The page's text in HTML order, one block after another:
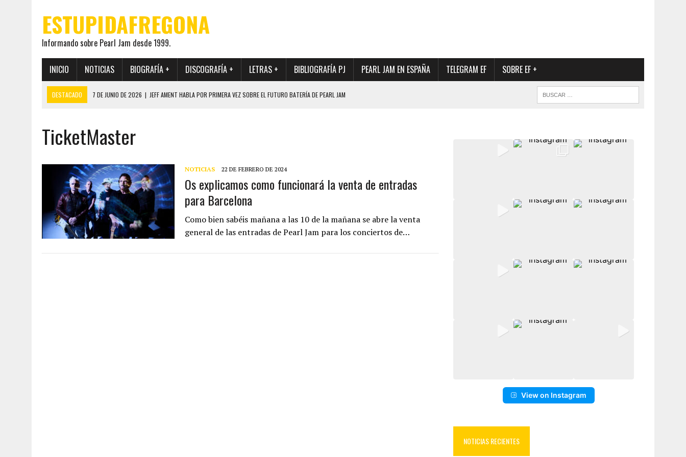
ESTUPIDAFREGONA
Informando sobre Pearl Jam desde 1999.
INICIO NOTICIAS BIOGRAFÍA + DISCOGRAFÍA + LETRAS + BIBLIOGRAFÍA PJ PEARL JAM EN ESPAÑA TELEGRAM EF SOBRE EF +
DESTACADO 7 DE JUNIO DE 2026 | JEFF AMENT HABLA POR PRIMERA VEZ SOBRE EL FUTURO BATERÍA DE PEARL JAM
19 DE MAYO DE 2026
EL ENCUENTRO ENTRE NEIL YOUNG Y PEARL JAM QUE MARCÓ LOS 90, DE NUEVO EN VINILO.
12 DE MAYO DE 2026 | PEARL JAM REAPARECEN EN OHANA 2026 EN MEDIO DE LA INCERTIDUMBRE SOBRE SU FUTURA FORMACIÓN
TicketMaster
NOTICIAS 22 DE FEBRERO DE 2024
Os explicamos como funcionará la venta de entradas
para Barcelona
Como bien sabéis mañana a las 10 de la mañana se abre la venta
general de las entradas de Pearl Jam para los conciertos de…
View on Instagram
NOTICIAS RECIENTES